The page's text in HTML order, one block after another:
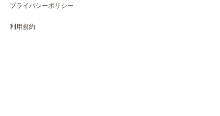
プライバシーポリシー
利用規約